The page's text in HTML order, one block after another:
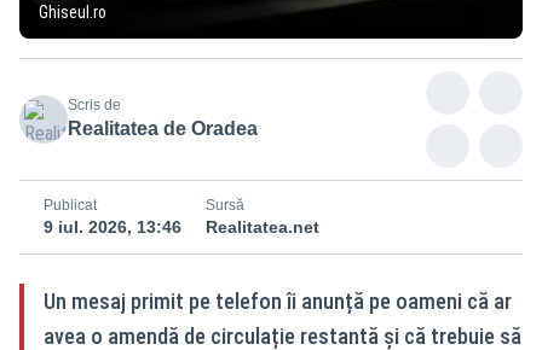
Ghiseul.ro
Scris de
Realitatea de Oradea
Publicat
9 iul. 2026, 13:46
Sursă
Realitatea.net
Un mesaj primit pe telefon îi anunță pe oameni că ar
avea o amendă de circulație restantă și că trebuie să